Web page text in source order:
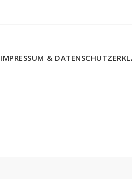
IMPRESSUM &